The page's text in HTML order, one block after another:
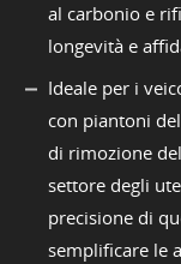
al carbonio e
longevità e
Ideale per i
con piantoni
di rimozione
settore degli
precisione di
semplificare le